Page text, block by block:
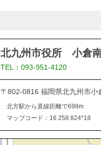
北九州市役所 小倉
TEL：093-951-4120
〒802-0816 福岡県北九州市小
北方駅から直線距離で698m
マップコード：16 258 824*18